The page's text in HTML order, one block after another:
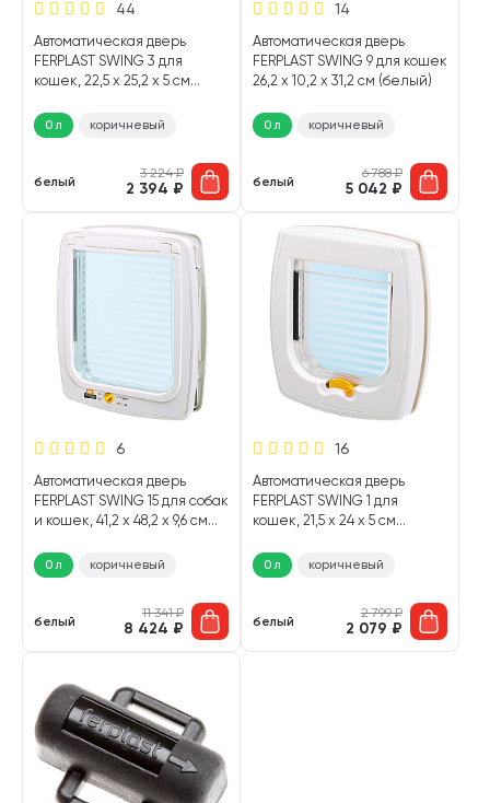
44
Автоматическая дверь
FERPLAST SWING 3 для
кошек, 22,5 х 25,2 х 5 см
0 л коричневый
белый
3 224₽
2 394 ₽
14
Автоматическая дверь
FERPLAST SWING 9 для кошек
26,2 х 10,2 х 31,2 см (белый)
0 л коричневый
белый
6 788₽
5 042 ₽
6
Автоматическая дверь
FERPLAST SWING 15 для собак
и кошек, 41,2 х 48,2 х 9,6 см
0 л коричневый
белый
11 341₽
8 424 ₽
16
Автоматическая дверь
FERPLAST SWING 1 для
кошек, 21,5 х 24 х 5 см
0 л коричневый
белый
2 799₽
2 079 ₽